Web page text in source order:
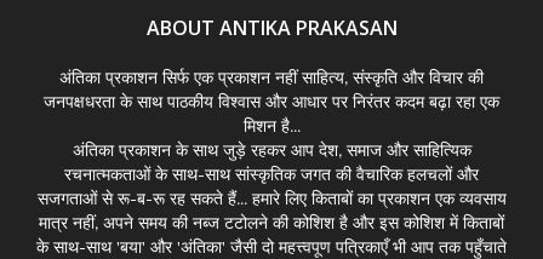
ABOUT ANTIKA PRAKASAN
अंतिका प्रकाशन सिर्फ एक प्रकाशन नहीं साहित्य, संस्कृति और विचार की
जनपक्षधरता के साथ पाठकीय विश्वास और आधार पर निरंतर कदम बढ़ा रहा एक
मिशन है...
अंतिका प्रकाशन के साथ जुड़े रहकर आप देश, समाज और साहित्यिक
रचनात्मकताओं के साथ-साथ सांस्कृतिक जगत की वैचारिक हलचलों और
सजगताओं से रू-ब-रू रह सकते हैं... हमारे लिए किताबों का प्रकाशन एक व्यवसाय
मात्र नहीं, अपने समय की नब्ज टटोलने की कोशिश है और इस कोशिश में किताबों
के साथ-साथ 'बया' और 'अंतिका' जैसी दो महत्त्वपूण पत्रिकाएँ भी आप तक पहुँचाते